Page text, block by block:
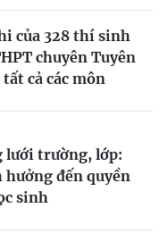
của 328 thí sinh
chuyên Tuyên
cả các môn
lưới trường, lớp:
hưởng đến quyền
sinh